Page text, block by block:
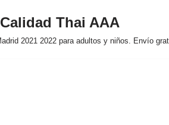
Thai AAA
2021 2022 para adultos y niños. Envío